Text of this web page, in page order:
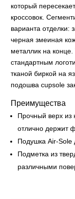
который
кроссовок.
варианта отделки:
черная змеиная
металлик на
стандартным
тканой биркой на
подошва cupsole
Преимущества
Прочный верх из
отлично держит
Подушка Air-Sole
Подметка из
различными